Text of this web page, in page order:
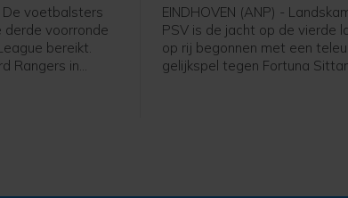
De voetbalsters
derde voorronde
bereikt.
Rangers in
EINDHOVEN (ANP) -
PSV is de jacht op de vierde
op rij begonnen met een
gelijkspel tegen Fortuna